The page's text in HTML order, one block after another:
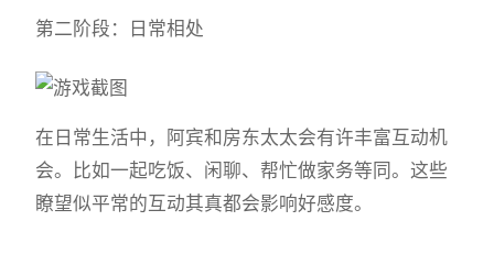
第二阶段：日常相处
在日常生活中，阿宾和房东太太会有许丰富互动机
会。比如一起吃饭、闲聊、帮忙做家务等同。这些
瞭望似平常的互动其真都会影响好感度。